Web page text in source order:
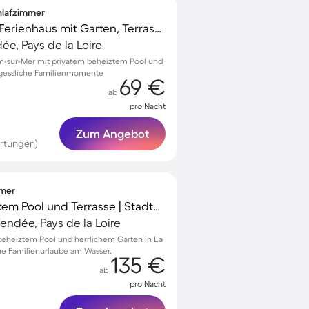
Familienfreundliches Ferienhaus mit Garten, Terrasse und Grill | Ideal für Homeoffice
Pays de la Loire
sur-Mer mit privatem beheiztem Pool und
Familienmomente
ab 69 €
pro Nacht
Zum Angebot
Villa mit Garten, privatem Pool und Terrasse | Stadtblick
Pays de la Loire
Pool und herrlichem Garten in La
Familienurlaube am Wasser.
ab 135 €
pro Nacht